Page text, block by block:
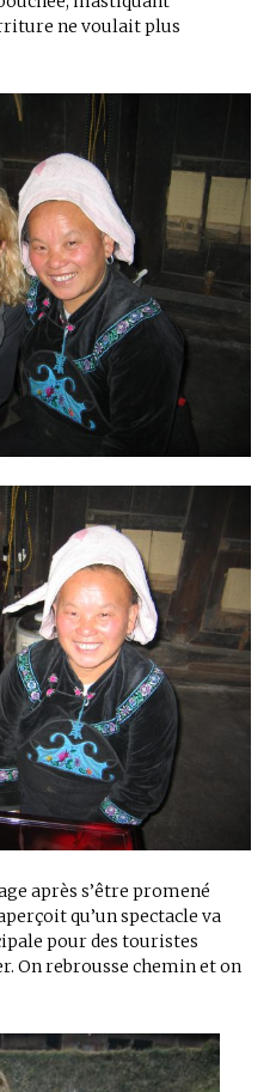
ne voulait plus
après s’être promené
qu’un spectacle va
pour des touristes
On rebrousse chemin et on